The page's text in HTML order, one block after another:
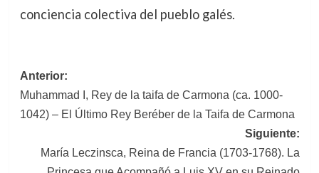
conciencia colectiva del pueblo galés.
Navegación
de
entradas
Anterior:
Muhammad I, Rey de la taifa de Carmona (ca. 1000-
1042) – El Último Rey Beréber de la Taifa de Carmona
Siguiente:
María Leczinsca, Reina de Francia (1703-1768). La